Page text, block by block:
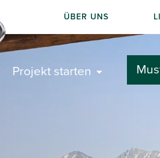
ÜBER UNS
Projekt starten